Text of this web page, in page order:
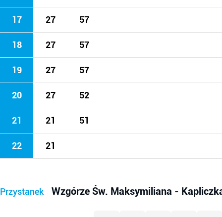
17 27 57
18 27 57
19 27 57
20 27 52
21 21 51
22 21
Przystanek Wzgórze Św. Maksymiliana -